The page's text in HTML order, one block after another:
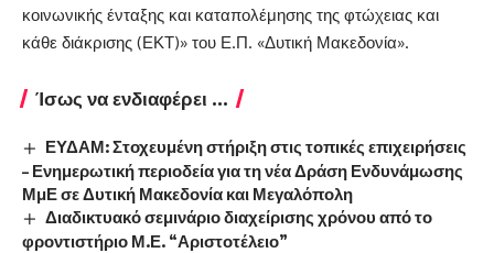
κοινωνικής ένταξης και καταπολέμησης της φτώχειας και
κάθε διάκρισης (ΕΚΤ)» του Ε.Π. «Δυτική Μακεδονία».
Ίσως να ενδιαφέρει ...
ΕΥΔΑΜ: Στοχευμένη στήριξη στις τοπικές επιχειρήσεις
– Ενημερωτική περιοδεία για τη νέα Δράση Ενδυνάμωσης
ΜμΕ σε Δυτική Μακεδονία και Μεγαλόπολη
Διαδικτυακό σεμινάριο διαχείρισης χρόνου από το
φροντιστήριο Μ.Ε. “Αριστοτέλειο”